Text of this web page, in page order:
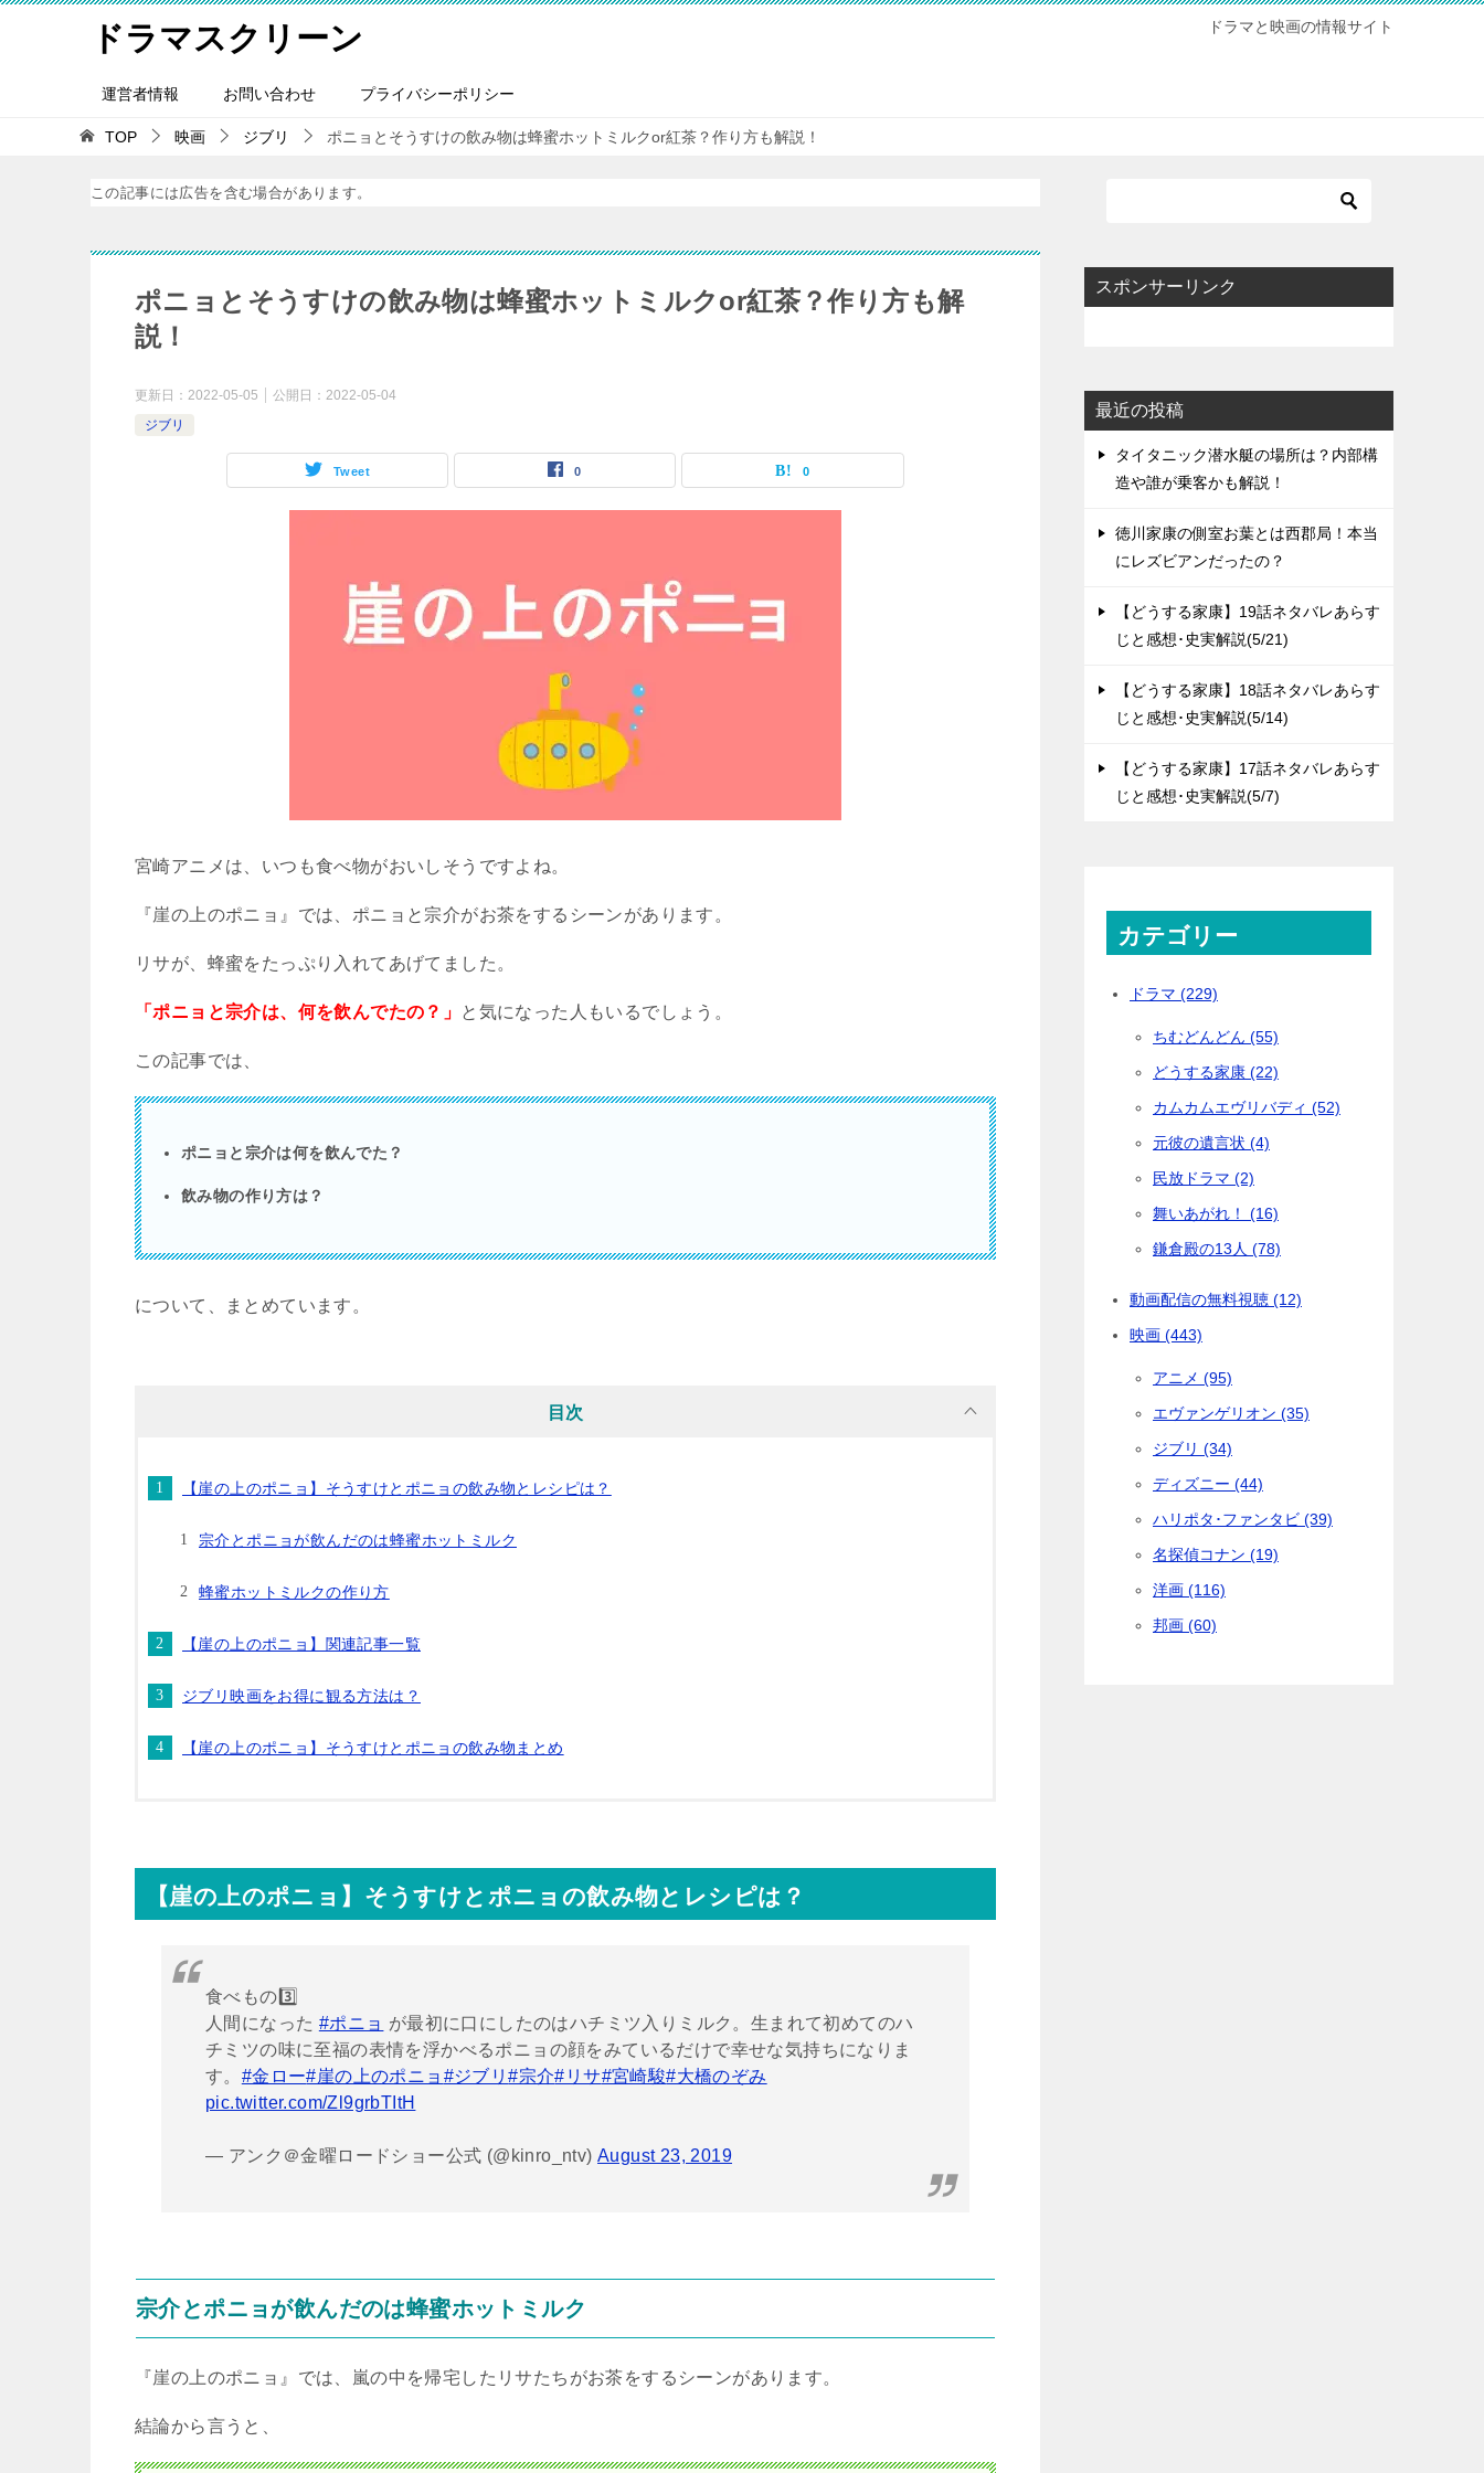
ドラマスクリーン ドラマと映画の情報サイト
運営者情報 お問い合わせ プライバシーポリシー
TOP 映画 ジブリ ポニョとそうすけの飲み物は蜂蜜ホットミルクor紅茶？作り方も解説！
この記事には広告を含む場合があります。
ポニョとそうすけの飲み物は蜂蜜ホットミルクor紅茶？作り方も解
説！
更新日： 2022-05-05 公開日： 2022-05-04
ジブリ
Tweet 0 0
宮崎アニメは、いつも食べ物がおいしそうですよね。
『崖の上のポニョ』では、ポニョと宗介がお茶をするシーンがあります。
リサが、蜂蜜をたっぷり入れてあげてました。
「ポニョと宗介は、何を飲んでたの？」 と気になった人もいるでしょう。
この記事では、
ポニョと宗介は何を飲んでた？
飲み物の作り方は？
について、まとめています。
目次
【崖の上のポニョ】そうすけとポニョの飲み物とレシピは？
宗介とポニョが飲んだのは蜂蜜ホットミルク
蜂蜜ホットミルクの作り方
【崖の上のポニョ】関連記事一覧
ジブリ映画をお得に観る方法は？
【崖の上のポニョ】そうすけとポニョの飲み物まとめ
【崖の上のポニョ】そうすけとポニョの飲み物とレシピは？
食べもの3️⃣
人間になった #ポニョ が最初に口にしたのはハチミツ入りミルク。生まれて初めてのハ
チミツの味に至福の表情を浮かべるポニョの顔をみているだけで幸せな気持ちになりま
す。 #金ロー#崖の上のポニョ #ジブリ#宗介#リサ#宮崎駿#大橋のぞみ
pic.twitter.com/Zl9grbTItH
— アンク＠金曜ロードショー公式 (@kinro_ntv) August 23, 2019
宗介とポニョが飲んだのは蜂蜜ホットミルク
『崖の上のポニョ』では、嵐の中を帰宅したリサたちがお茶をするシーンがあります。
結論から言うと、
スポンサーリンク
最近の投稿
タイタニック潜水艇の場所は？内部構
造や誰が乗客かも解説！
徳川家康の側室お葉とは西郡局！本当
にレズビアンだったの？
【どうする家康】19話ネタバレあらす
じと感想･史実解説(5/21)
【どうする家康】18話ネタバレあらす
じと感想･史実解説(5/14)
【どうする家康】17話ネタバレあらす
じと感想･史実解説(5/7)
カテゴリー
ドラマ (229)
ちむどんどん (55)
どうする家康 (22)
カムカムエヴリバディ (52)
元彼の遺言状 (4)
民放ドラマ (2)
舞いあがれ！ (16)
鎌倉殿の13人 (78)
動画配信の無料視聴 (12)
映画 (443)
アニメ (95)
エヴァンゲリオン (35)
ジブリ (34)
ディズニー (44)
ハリポタ･ファンタビ (39)
名探偵コナン (19)
洋画 (116)
邦画 (60)